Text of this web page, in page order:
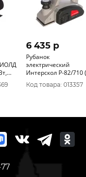
6 435 p
Рубанок
электрический
Интерскол Р-82/710 (0,
7кВт, 82мм, 0-2мм,
14000об/мин)
Код товара: 013357